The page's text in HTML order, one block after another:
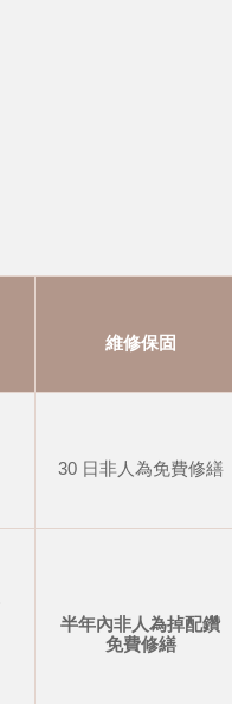
維修保固
30 日非人為免費修繕
半年內非人為掉配鑽
免費修繕